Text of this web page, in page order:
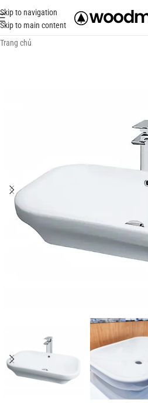
Skip to navigation
Skip to main content
Trang chủ